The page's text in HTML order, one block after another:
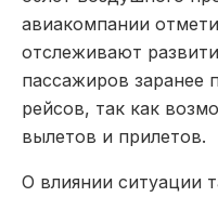
авиакомпании
отслеживают
пассажиров заранее
рейсов, так как
вылетов и прилетов.
О влиянии ситуации